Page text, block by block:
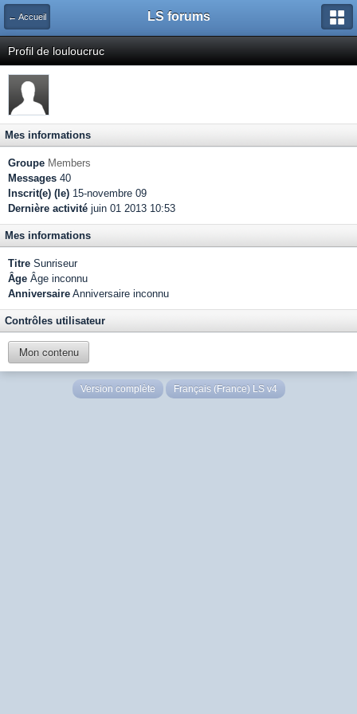
← Accueil LS forums
Profil de louloucruc
Mes informations
Groupe Members
Messages 40
Inscrit(e) (le) 15-novembre 09
Dernière activité juin 01 2013 10:53
Mes informations
Titre Sunriseur
Âge Âge inconnu
Anniversaire Anniversaire inconnu
Contrôles utilisateur
Mon contenu
Version complète Français (France) LS v4